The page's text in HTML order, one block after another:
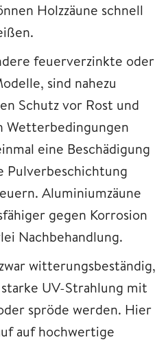
Holzzäune schnell
feuerverzinkte oder
sind nahezu
Schutz vor Rost und
Wetterbedingungen
eine Beschädigung
Pulverbeschichtung
Aluminiumzäune
gegen Korrosion
Nachbehandlung.
witterungsbeständig,
UV-Strahlung mit
spröde werden. Hier
auf hochwertige